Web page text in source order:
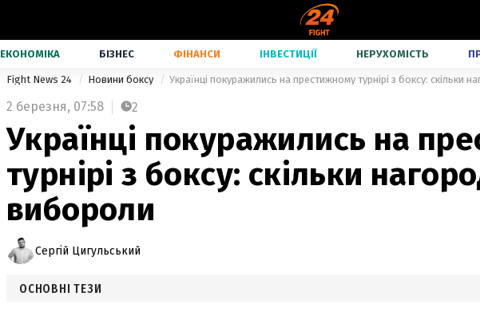
ЕКОНОМІКА БІЗНЕС ФІНАНСИ ІНВЕСТИЦІЇ НЕРУХОМІСТЬ
Fight News 24 Новини боксу Українці покуражились на престижному турнірі з боксу: скільки
2 березня, 07:58 2
Українці покуражились на
турнірі з боксу: скільки
вибороли
Сергій Цигульський
ОСНОВНІ ТЕЗИ